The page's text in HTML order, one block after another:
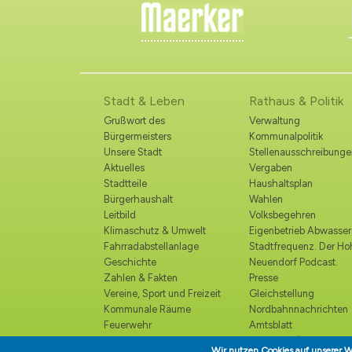
Stadt & Leben
Grußwort des
Bürgermeisters
Unsere Stadt
Aktuelles
Stadtteile
Bürgerhaushalt
Leitbild
Klimaschutz & Umwelt
Fahrradabstellanlage
Geschichte
Zahlen & Fakten
Vereine, Sport und Freizeit
Kommunale Räume
Feuerwehr
Polizei
Rathaus & Politik
Verwaltung
Kommunalpolitik
Vergaben
Haushaltsplan
Wahlen
Volksbegehren
Eigenbetrieb Abwasser
Stadtfrequenz. Der
Neuendorf Podcast.
Presse
Gleichstellung
Nordbahnnachrichten
Amtsblatt
Ortsrecht /